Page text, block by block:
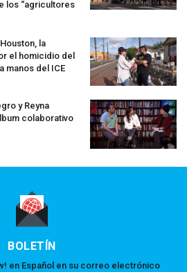
los “agricultores
la
el homicidio del
manos del ICE
y Reyna
colaborativo
BOLETÍN
en Español en su correo electrónico